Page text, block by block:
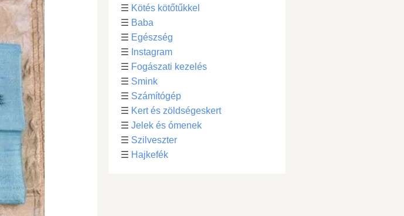
☰ Kötés kötőtűkkel
☰ Baba
☰ Egészség
☰ Instagram
☰ Fogászati kezelés
☰ Smink
☰ Számítógép
☰ Kert és zöldségeskert
☰ Jelek és ómenek
☰ Szilveszter
☰ Hajkefék